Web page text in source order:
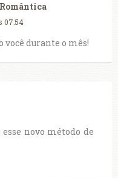
07:54
você durante o mês!
novo método de